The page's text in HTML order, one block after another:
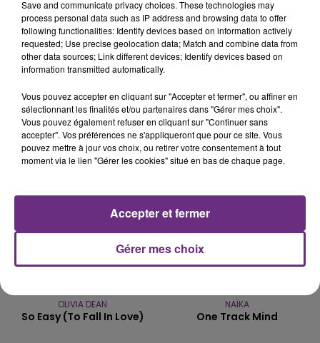
ALANIS MORISSETTE
Ironic
MANON LISA
Le Petit Pecheur
22h15
22h15
OLIVIA DEAN
So Easy (to Fall In Love)
22h11
22h11
NAÏKA
One Track Mind
Save and communicate privacy choices. These technologies may
process personal data such as IP address and browsing data to offer
following functionalities: Identify devices based on information actively
requested; Use precise geolocation data; Match and combine data from
other data sources; Link different devices; Identify devices based on
information transmitted automatically.
Vous pouvez accepter en cliquant sur "Accepter et fermer", ou affiner en
sélectionnant les finalités et/ou partenaires dans "Gérer mes choix".
Vous pouvez également refuser en cliquant sur "Continuer sans
accepter". Vos préférences ne s'appliqueront que pour ce site. Vous
pouvez mettre à jour vos choix, ou retirer votre consentement à tout
moment via le lien "Gérer les cookies" situé en bas de chaque page.
Gérer mes choix
Accepter et fermer